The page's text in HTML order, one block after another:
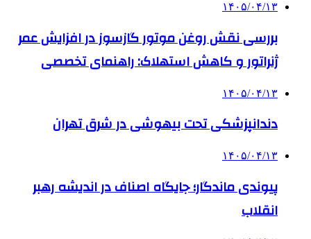
۱۴۰۵/۰۴/۱۳
بررسی نقش روغن موتور گازسوز در افزایش عمر
ژنراتور و کاهش استهلاک: راهنمای تخصصی
۱۴۰۵/۰۴/۱۳
دندانپزشکی تحت بیهوشی در شرق تهران
۱۴۰۵/۰۴/۱۳
پیوندی ماندگار؛ جایگاه اصناف در اندیشه رهبر
انقلاب